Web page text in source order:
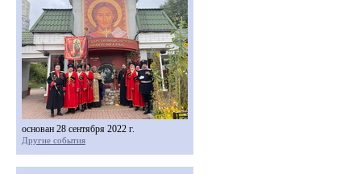
основан 28 сентября 2022 г.
Другие события